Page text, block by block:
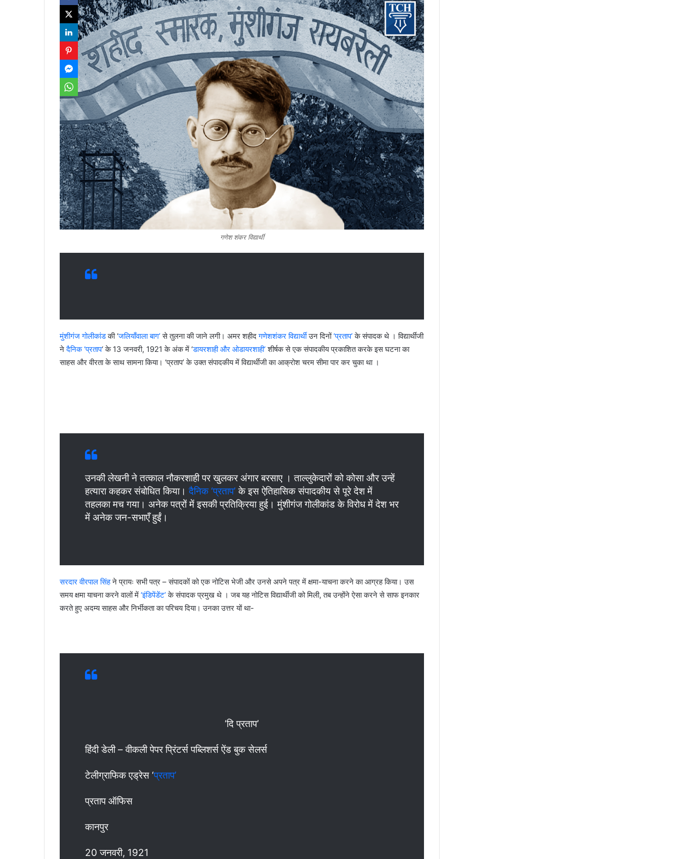
गणेश शंकर विद्यार्थी
मुंशीगंज गोलीकांडकी ‘जलियाँवाला बाग’से तुलना की जाने लगी। अमर शहीदगणेशशंकर विद्यार्थीउन दिनों‘प्रताप’के संपादक थे । विद्यार्थीजी
नेदैनिक ‘प्रताप‘ के 13 जनवरी, 1921 के अंक में ‘डायरशाही और ओडायरशाही’शीर्षक से एक संपादकीय प्रकाशित करके इस घटना का
साहस और वीरता के साथ सामना किया। ‘प्रताप’ के उक्त संपादकीय में विद्यार्थीजी का आक्रोश चरम सीमा पार कर चुका था ।
उनकी लेखनी ने तत्काल नौकरशाही पर खुलकर अंगार बरसाए । ताल्लुकेदारों को कोसा और उन्हें
हत्यारा कहकर संबोधित किया। दैनिक ‘प्रताप’ के इस ऐतिहासिक संपादकीय से पूरे देश में
तहलका मच गया। अनेक पत्रों में इसकी प्रतिक्रिया हुई। मुंशीगंज गोलीकांड के विरोध में देश भर
में अनेक जन-सभाएँ हुईं।
सरदार वीरपाल सिंहने प्रायः सभी पत्र – संपादकों को एक नोटिस भेजी और उनसे अपने पत्र में क्षमा-याचना करने का आग्रह किया। उस
समय क्षमा याचना करने वालों में ‘इंडिपेंडेंट’के संपादक प्रमुख थे । जब यह नोटिस विद्यार्थीजी को मिली, तब उन्होंने ऐसा करने से साफ इनकार
करते हुए अदम्य साहस और निर्भीकता का परिचय दिया। उनका उत्तर यों था-
‘दि प्रताप’
हिंदी डेली – वीकली पेपर प्रिंटर्स पब्लिशर्स ऐंड बुक सेलर्स
टेलीग्राफिक एड्रेस ‘प्रताप’
प्रताप ऑफिस
कानपुर
20 जनवरी, 1921